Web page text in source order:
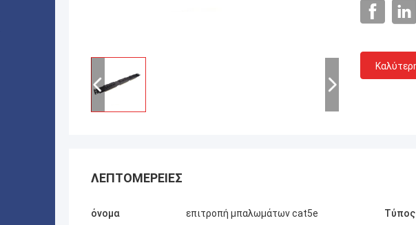
ΛΕΠΤΟΜΈΡΕΙΕΣ
όνομα επιτροπή μπαλωμάτων cat5e Τύπος